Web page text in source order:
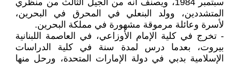
سبتمبر 1984، ويصنف أنه من الجيل الثالث من منظري
المتشددين، وولد البنعلي في المحرق في البحرين،
لأسرة وعائلة مرموقة مشهورة في مملكة البحرين.
- تخرج في كلية الإمام الأوزاعي، في العاصمة اللبنانية
بيروت، بعدما درس لمدة سنة في كلية الدراسات
الإسلامية بدبي في دولة الإمارات المتحدة، ورحل منها